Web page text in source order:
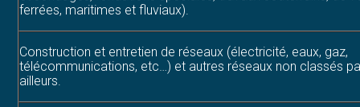
ferrées, maritimes et fluviaux).
Construction et entretien de réseaux (électricité, eaux, gaz,
télécommunications, etc…) et autres réseaux non classés
ailleurs.